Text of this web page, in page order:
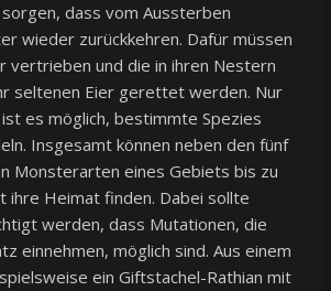
dass vom Aussterben
wieder zurückkehren. Dafür müssen
vertrieben und die in ihren Nestern
seltenen Eier gerettet werden. Nur
es möglich, bestimmte Spezies
Insgesamt können neben den fünf
Monsterarten eines Gebiets bis zu
ihre Heimat finden. Dabei sollte
werden, dass Mutationen, die
einnehmen, möglich sind. Aus einem
ein Giftstachel-Rathian mit